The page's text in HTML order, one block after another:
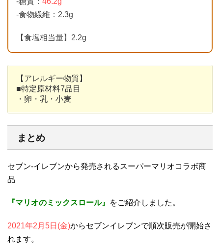
-食物繊維：2.3g
【食塩相当量】2.2g
【アレルギー物質】
■特定原材料7品目
・卵・乳・小麦
まとめ
セブン-イレブンから発売されるスーパーマリオコラボ商
品
『マリオのミックスロール』 をご紹介しました。
2021年2月5日(金)からセブンイレブンで順次販売が開始さ
れます。